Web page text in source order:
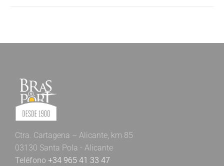
Ctra. Cartagena – Alicante, km 85
03130 Santa Pola - Alicante
Teléfono +34 965 41 33 47